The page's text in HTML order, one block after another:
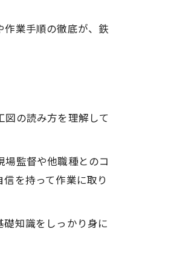
業手順の徹底が、鉄
の読み方を理解して
監督や他職種とのコ
を持って作業に取り
知識をしっかり身に